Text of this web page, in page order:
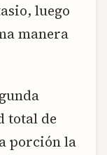
luego
manera
total de
porción la